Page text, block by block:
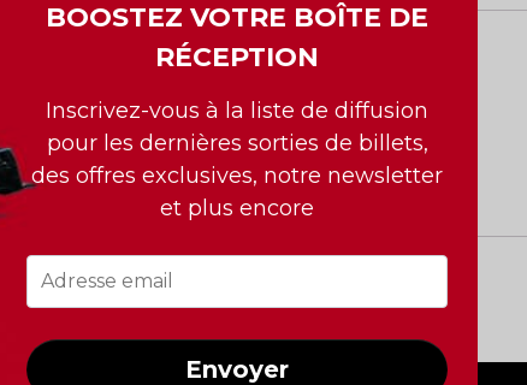
BOOSTEZ VOTRE BOÎTE DE
RÉCEPTION
Inscrivez-vous à la liste de diffusion
pour les dernières sorties de billets,
des offres exclusives, notre newsletter
et plus encore
Envoyer